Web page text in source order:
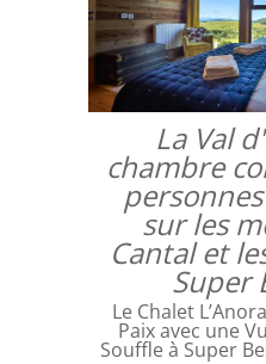
La Val
chambre
sur les
Cantal et
Super
Le Chalet
Paix avec une
Souffle à Super